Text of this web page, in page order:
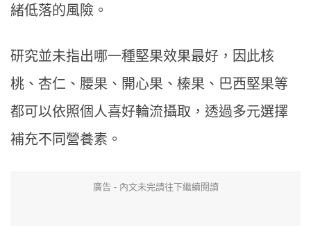
緒低落的風險。
研究並未指出哪一種堅果效果最好，因此核
桃、杏仁、腰果、開心果、榛果、巴西堅果等
都可以依照個人喜好輪流攝取，透過多元選擇
補充不同營養素。
廣告 - 內文未完請往下繼續閱讀